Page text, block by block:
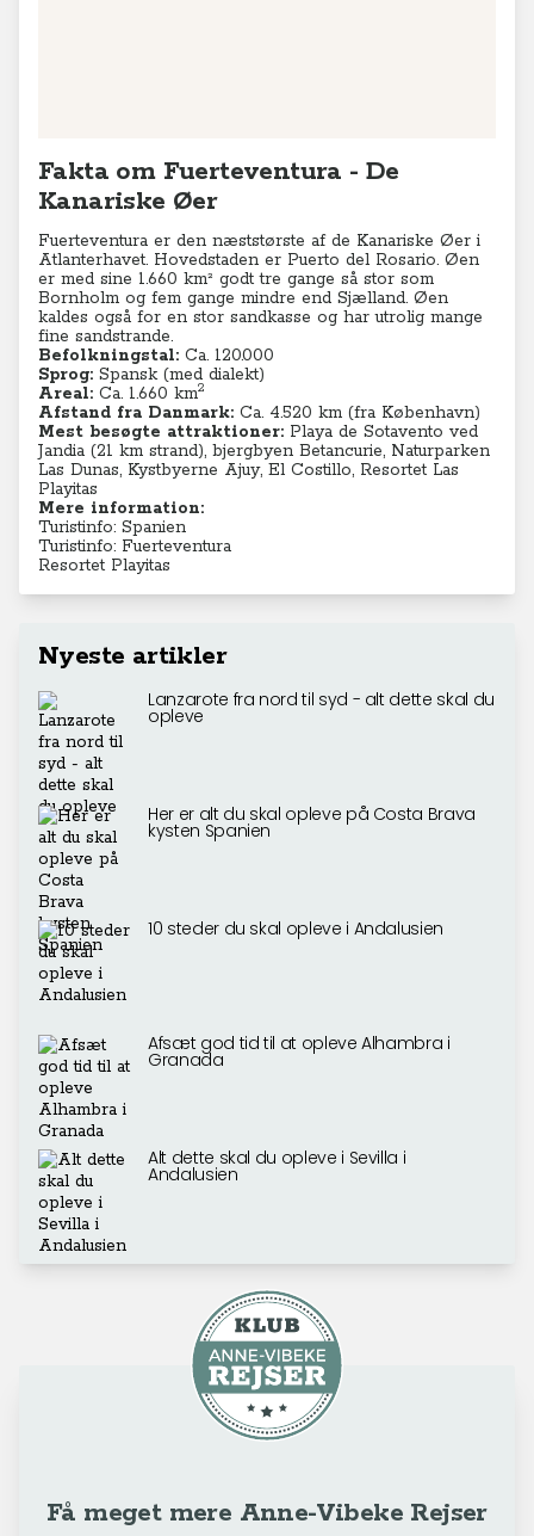
Fakta om Fuerteventura - De
Kanariske Øer
Fuerteventura er den næststørste af de Kanariske Øer i
Atlanterhavet. Hovedstaden er Puerto del Rosario. Øen
er med sine 1.660 km² godt tre gange så stor som
Bornholm og fem gange mindre end Sjælland. Øen
kaldes også for en stor sandkasse og har utrolig mange
fine sandstrande.
Befolkningstal: Ca. 120.000
Sprog: Spansk (med dialekt)
Areal: Ca. 1.660 km2
Afstand fra Danmark: Ca. 4.520 km (fra København)
Mest besøgte attraktioner: Playa de Sotavento ved
Jandia (21 km strand), bjergbyen Betancurie, Naturparken
Las Dunas, Kystbyerne Ajuy, El Costillo, Resortet Las
Playitas
Mere information:
Turistinfo: Spanien
Turistinfo: Fuerteventura
Resortet Playitas
Nyeste artikler
Lanzarote fra nord til syd - alt dette skal du
opleve
Her er alt du skal opleve på Costa Brava
kysten Spanien
10 steder du skal opleve i Andalusien
Afsæt god tid til at opleve Alhambra i
Granada
Alt dette skal du opleve i Sevilla i
Andalusien
Få meget mere Anne-Vibeke Rejser